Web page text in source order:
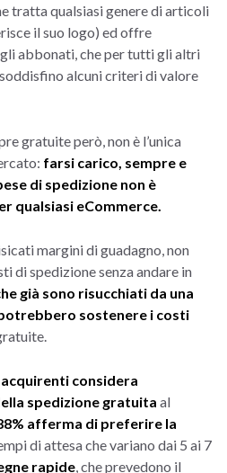
tratta qualsiasi genere di articoli
il suo logo) ed offre
abbonati, che per tutti gli altri
alcuni criteri di valore
gratuite però, non è l’unica
farsi carico, sempre e
di spedizione non è
qualsiasi eCommerce.
margini di guadagno, non
di spedizione senza andare in
già sono risucchiati da una
sostenere i costi
acquirenti considera
spedizione gratuita al
afferma di preferire la
di attesa che variano dai 5 ai 7
rapide , che prevedono il